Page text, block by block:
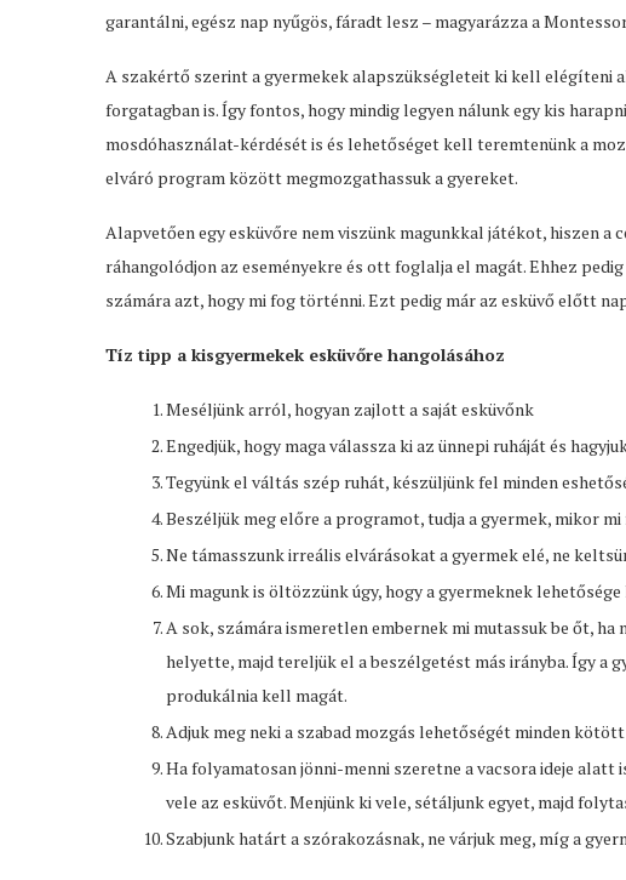
garantálni, egész nap nyűgös, fáradt lesz – magyarázza a
A szakértő szerint a gyermekek alapszükségleteit ki kell elégíteni
forgatagban is. Így fontos, hogy mindig legyen nálunk egy kis
mosdóhasználat-kérdését is és lehetőséget kell teremtenünk a
elváró program között megmozgathassuk a gyereket.
Alapvetően egy esküvőre nem viszünk magunkkal játékot, hiszen a
ráhangolódjon az eseményekre és ott foglalja el magát. Ehhez
számára azt, hogy mi fog történni. Ezt pedig már az esküvő előtt
Tíz tipp a kisgyermekek esküvőre hangolásához
Meséljünk arról, hogyan zajlott a saját esküvőnk
Engedjük, hogy maga válassza ki az ünnepi ruháját és
Tegyünk el váltás szép ruhát, készüljünk fel minden
Beszéljük meg előre a programot, tudja a gyermek, mikor
Ne támasszunk irreális elvárásokat a gyermek elé, ne
Mi magunk is öltözzünk úgy, hogy a gyermeknek
A sok, számára ismeretlen embernek mi mutassuk be őt,
helyette, majd tereljük el a beszélgetést más irányba. Így a
produkálnia kell magát.
Adjuk meg neki a szabad mozgás lehetőségét minden
Ha folyamatosan jönni-menni szeretne a vacsora ideje alatt
vele az esküvőt. Menjünk ki vele, sétáljunk egyet, majd
Szabjunk határt a szórakozásnak, ne várjuk meg, míg a